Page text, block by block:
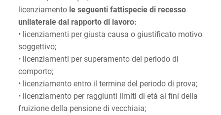
licenziamentole seguenti fattispecie di recesso
unilaterale dal rapporto di lavoro:
• licenziamenti per giusta causa o giustificato motivo
soggettivo;
• licenziamenti per superamento del periodo di
comporto;
• licenziamento entro il termine del periodo di prova;
• licenziamento per raggiunti limiti di età ai fini della
fruizione della pensione di vecchiaia;